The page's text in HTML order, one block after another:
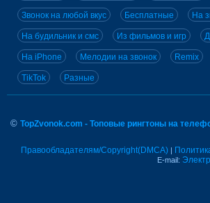
Звонок на любой вкус Бесплатные На
На будильник и смс Из фильмов и игр
На iPhone Мелодии на звонок Remix
TikTok Разные
© TopZvonok.com - Топовые рингтоны на
Правообладателям/Copyright(DMCA) |
E-mail: